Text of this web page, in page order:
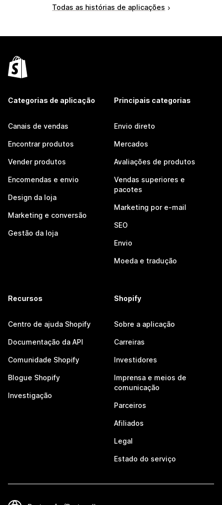
Todas as histórias de aplicações
Categorias de aplicação
Canais de vendas
Encontrar produtos
Vender produtos
Encomendas e envio
Design da loja
Marketing e conversão
Gestão da loja
Principais categorias
Envio direto
Mercados
Avaliações de produtos
Vendas superiores e
pacotes
Marketing por e-mail
SEO
Envio
Moeda e tradução
Recursos
Centro de ajuda Shopify
Documentação da API
Comunidade Shopify
Blogue Shopify
Investigação
Shopify
Sobre a aplicação
Carreiras
Investidores
Imprensa e meios de
comunicação
Parceiros
Afiliados
Legal
Estado do serviço